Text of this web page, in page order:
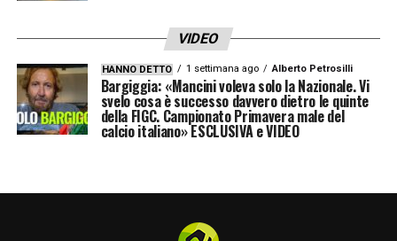
VIDEO
HANNO DETTO 1 settimana ago Alberto Petrosilli
Bargiggia: «Mancini voleva solo la Nazionale. Vi
svelo cosa è successo davvero dietro le quinte
della FIGC. Campionato Primavera male del
calcio italiano» ESCLUSIVA e VIDEO